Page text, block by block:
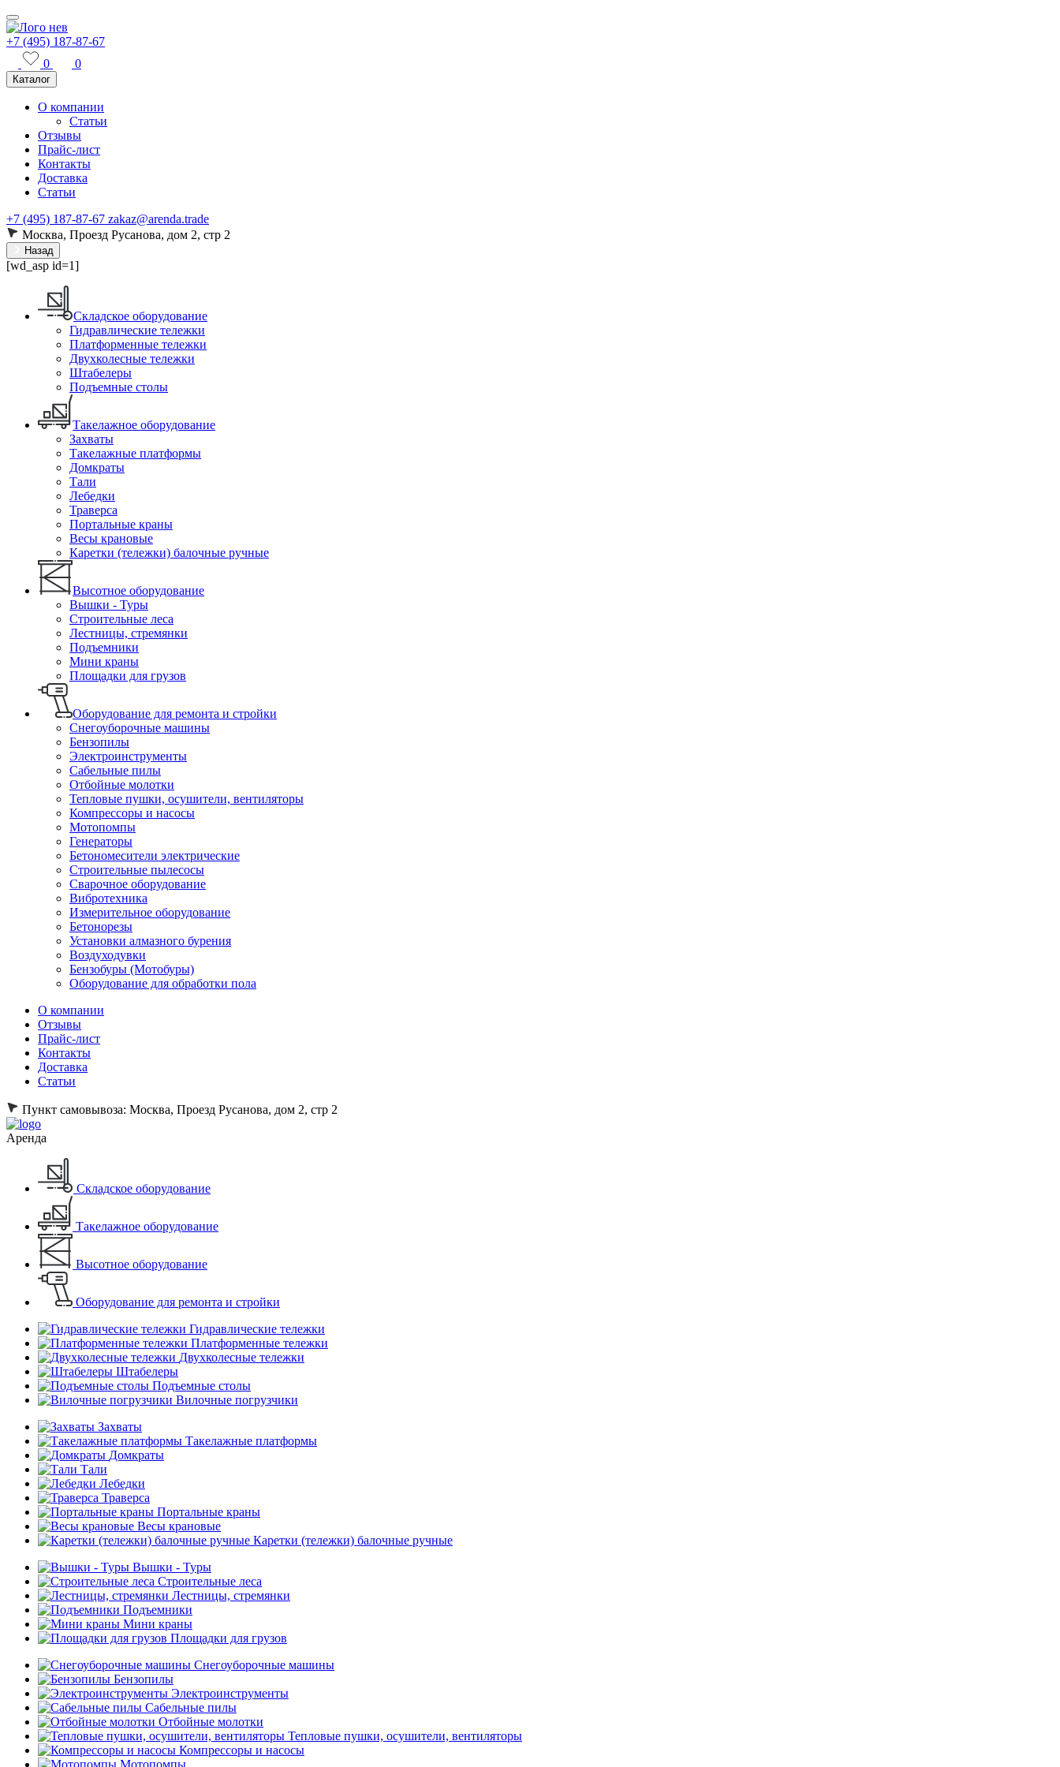
+7 (495) 187-87-67
0
0
Каталог
О компании
Статьи
Отзывы
Прайс-лист
Контакты
Доставка
Статьи
+7 (495) 187-87-67 zakaz@arenda.trade
Москва, Проезд Русанова, дом 2, стр 2
Назад
[wd_asp id=1]
Складское оборудование
Гидравлические тележки
Платформенные тележки
Двухколесные тележки
Штабелеры
Подъемные столы
Такелажное оборудование
Захваты
Такелажные платформы
Домкраты
Тали
Лебедки
Траверса
Портальные краны
Весы крановые
Каретки (тележки) балочные ручные
Высотное оборудование
Вышки - Туры
Строительные леса
Лестницы, стремянки
Подъемники
Мини краны
Площадки для грузов
Оборудование для ремонта и стройки
Снегоуборочные машины
Бензопилы
Электроинструменты
Сабельные пилы
Отбойные молотки
Тепловые пушки, осушители, вентиляторы
Компрессоры и насосы
Мотопомпы
Генераторы
Бетономесители электрические
Строительные пылесосы
Сварочное оборудование
Вибротехника
Измерительное оборудование
Бетонорезы
Установки алмазного бурения
Воздуходувки
Бензобуры (Мотобуры)
Оборудование для обработки пола
О компании
Отзывы
Прайс-лист
Контакты
Доставка
Статьи
Пункт самовывоза: Москва, Проезд Русанова, дом 2, стр 2
Аренда
Складское оборудование
Такелажное оборудование
Высотное оборудование
Оборудование для ремонта и стройки
Гидравлические тележки
Платформенные тележки
Двухколесные тележки
Штабелеры
Подъемные столы
Вилочные погрузчики
Захваты
Такелажные платформы
Домкраты
Тали
Лебедки
Траверса
Портальные краны
Весы крановые
Каретки (тележки) балочные ручные
Вышки - Туры
Строительные леса
Лестницы, стремянки
Подъемники
Мини краны
Площадки для грузов
Снегоуборочные машины
Бензопилы
Электроинструменты
Сабельные пилы
Отбойные молотки
Тепловые пушки, осушители, вентиляторы
Компрессоры и насосы
Мотопомпы